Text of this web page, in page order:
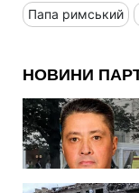
Папа римський